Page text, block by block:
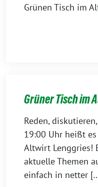
Grünen Tisch im
Grüner Tisch im
Reden,
19:00 Uhr heißt
Altwirt Lenggries!
aktuelle Themen
einfach in netter